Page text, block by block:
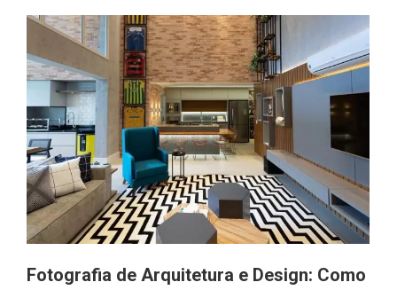
Fotografia de Arquitetura e Design: Como